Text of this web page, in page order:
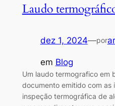
Laudo
dez 1, 2024—por
em Blog
Um laudo termografico em
documento emitido com as
inspeção termográfica de